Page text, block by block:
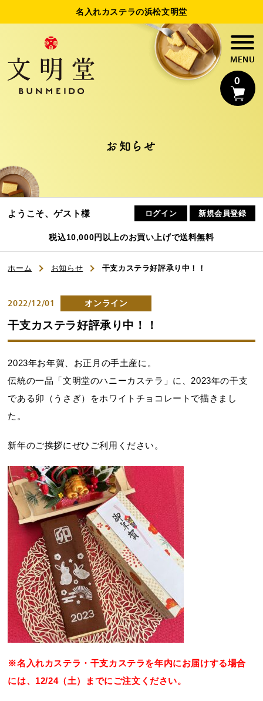
名入れカステラの浜松文明堂
0
浜松文明堂について
初めてのお客様へ
ご利用ガイド
よくある質問
お知らせ
お問い合わせ
名入れカステラ（オリジナル）
好きな文字とイラスト
を選んで作る
型からオリジナルで作
る
名入れカステラ
お知らせ
税込10,000円以上のお買い上げで送料無料
ようこそ、ゲスト様 ログイン 新規会員登録
ホーム お知らせ 干支カステラ好評承り中！！
2022/12/01 オンライン
干支カステラ好評承り中！！
2023年お年賀、お正月の手土産に。
伝統の一品「文明堂のハニーカステラ」に、2023年の干支
である卯（うさぎ）をホワイトチョコレートで描きまし
た。
新年のご挨拶にぜひご利用ください。
※名入れカステラ・干支カステラを年内にお届けする場合
には、12/24（土）までにご注文ください。